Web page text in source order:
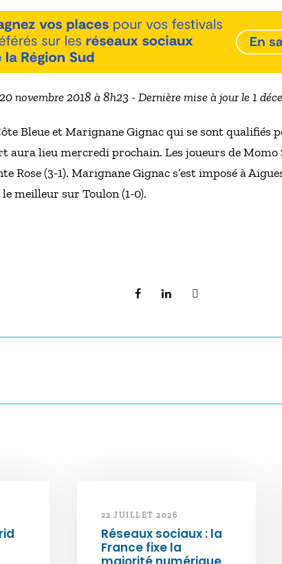
novembre 2018 à 8h23 - Dernière mise à jour le 1
Bleue et Marignane Gignac qui se sont qualifiés
aura lieu mercredi prochain. Les joueurs de Momo
Rose (3-1). Marignane Gignac s’est imposé à
meilleur sur Toulon (1-0).
22 JUILLET 2026
Réseaux sociaux : la
France fixe la